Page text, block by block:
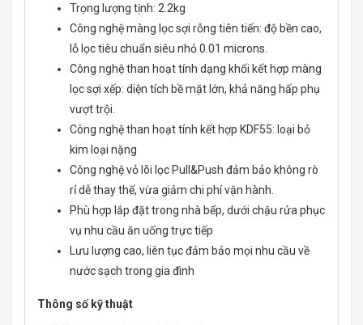
Trọng lượng tịnh: 2.2kg
Công nghệ màng lọc sợi rỗng tiên tiến: độ bền cao,
lỗ lọc tiêu chuẩn siêu nhỏ 0.01 microns.
Công nghệ than hoạt tính dạng khối kết hợp màng
lọc sợi xếp: diện tích bề mặt lớn, khả năng hấp phụ
vượt trội.
Công nghệ than hoạt tính kết hợp KDF55: loại bỏ
kim loại nặng
Công nghệ vỏ lõi lọc Pull&Push đảm bảo không rò
rỉ dễ thay thế, vừa giảm chi phí vận hành.
Phù hợp lắp đặt trong nhà bếp, dưới chậu rửa phục
vụ nhu cầu ăn uống trực tiếp
Lưu lượng cao, liên tục đảm bảo mọi nhu cầu về
nước sạch trong gia đình
Thông số kỹ thuật